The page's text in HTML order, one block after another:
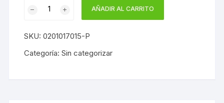
FACHADAS
CON
AÑADIR AL CARRITO
SKU:0201017015-P
Categoría:Sin categorizar